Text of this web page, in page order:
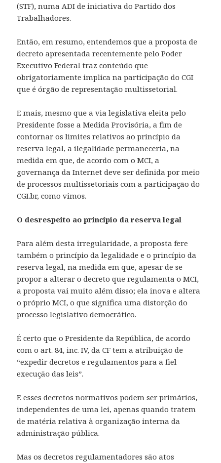
(STF), numa ADI de iniciativa do Partido dos
Trabalhadores.
Então, em resumo, entendemos que a proposta de
decreto apresentada recentemente pelo Poder
Executivo Federal traz conteúdo que
obrigatoriamente implica na participação do CGI
que é órgão de representação multissetorial.
E mais, mesmo que a via legislativa eleita pelo
Presidente fosse a Medida Provisória, a fim de
contornar os limites relativos ao princípio da
reserva legal, a ilegalidade permaneceria, na
medida em que, de acordo com o MCI, a
governança da Internet deve ser definida por meio
de processos multissetoriais com a participação do
CGI.br, como vimos.
O desrespeito ao princípio da reserva legal
Para além desta irregularidade, a proposta fere
também o princípio da legalidade e o princípio da
reserva legal, na medida em que, apesar de se
propor a alterar o decreto que regulamenta o MCI,
a proposta vai muito além disso; ela inova e altera
o próprio MCI, o que significa uma distorção do
processo legislativo democrático.
É certo que o Presidente da República, de acordo
com o art. 84, inc. IV, da CF tem a atribuição de
“expedir decretos e regulamentos para a fiel
execução das leis”.
E esses decretos normativos podem ser primários,
independentes de uma lei, apenas quando tratem
de matéria relativa à organização interna da
administração pública.
Mas os decretos regulamentadores são atos